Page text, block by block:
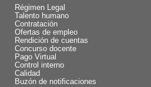
Régimen Legal
Talento humano
Contratación
Ofertas de empleo
Rendición de cuentas
Concurso docente
Pago Virtual
Control interno
Calidad
Buzón de notificaciones